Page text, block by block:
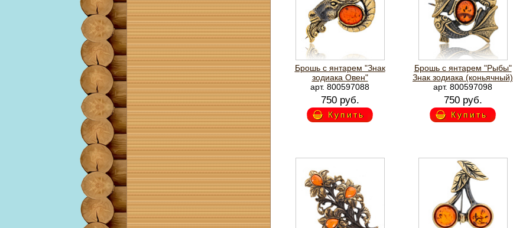
Брошь с янтарем "Знак
зодиака Овен"
арт. 800597088
750 руб.
Купить
Брошь с янтарем "Рыбы"
Знак зодиака (коньячный)
арт. 800597098
750 руб.
Купить